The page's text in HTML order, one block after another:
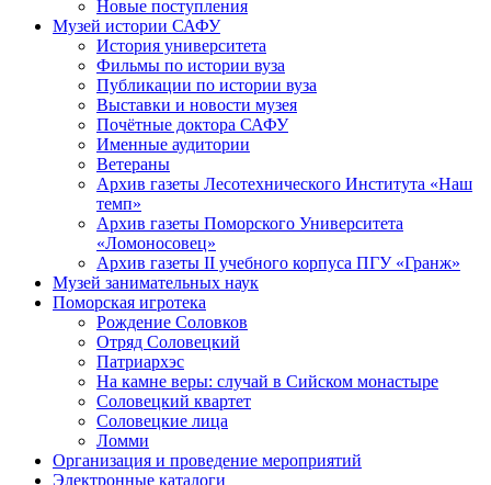
Новые поступления
Музей истории САФУ
История университета
Фильмы по истории вуза
Публикации по истории вуза
Выставки и новости музея
Почётные доктора САФУ
Именные аудитории
Ветераны
Архив газеты Лесотехнического Института «Наш
темп»
Архив газеты Поморского Университета
«Ломоносовец»
Архив газеты II учебного корпуса ПГУ «Гранж»
Музей занимательных наук
Поморская игротека
Рождение Соловков
Отряд Соловецкий
Патриархэс
На камне веры: случай в Сийском монастыре
Соловецкий квартет
Соловецкие лица
Ломми
Организация и проведение мероприятий
Электронные каталоги